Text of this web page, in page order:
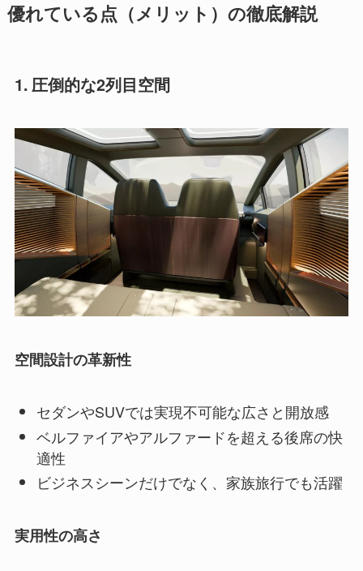
優れている点（メリット）の徹底解説
1. 圧倒的な2列目空間
空間設計の革新性
セダンやSUVでは実現不可能な広さと開放感
ベルファイアやアルファードを超える後席の快
適性
ビジネスシーンだけでなく、家族旅行でも活躍
実用性の高さ